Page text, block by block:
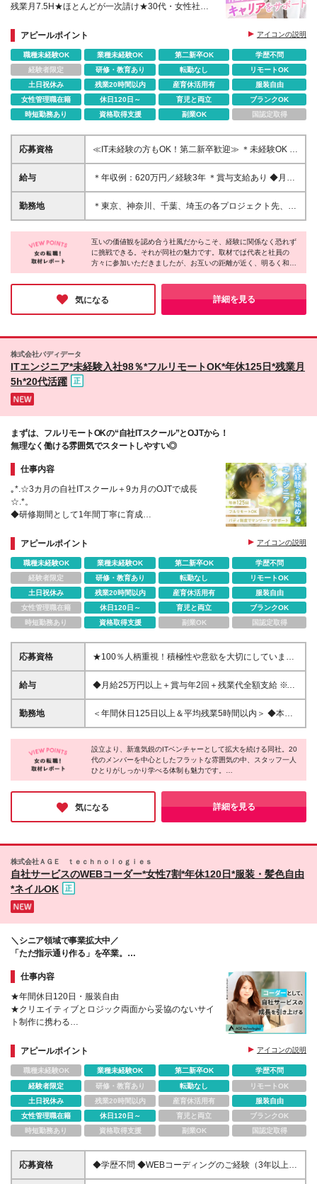
残業月7.5H★ほとんどが一次請け★30代・女性社長
アピールポイント
アイコンの説明
職種未経験OK 業種未経験OK 第二新卒OK
学歴不問
経験者限定
研修・教育あり 転勤なし
リモートOK
土日祝休み
残業20時間以内 産育休活用有
服装自由
女性管理職在籍
休日120日～ 育児と両立
ブランクOK
時短勤務あり
資格取得支援 副業OK 国認定取得
応募資格
≪IT未経験の方もOK！第二新卒歓迎≫ ＊未経験OK ＊
学歴不問 ＊基本的なPCスキルをお持ちの方 └Word・
Excelの基本操作ができればOKです！ ＼このような方
したい ・着実に使えるスキルを学んで、スピーディ
に成長したい ・下流工程からキャリアアップしたい
にお仕事に取り組める
給与
＊年収例：620万円／経験3年 ＊賞与支給あり ◆月給
24万3,200円〜30万円＋賞与＋各種手当 ※月給には固
定残業代（31,600円〜44,240円／月20時間分）を含
ンの無い期間も100％給与保証します
勤務地
＊東京、神奈川、千葉、埼玉の各プロジェクト先、ま
たは本社での勤務です ＊リモートワーク／フルリモ
ート案件あり ＊勤務地はご希望を考慮して決定しま
す！ 【本社】 東京都港区芝公園1-8-20 H¹O芝公園
※(変更の範囲)上記を除く当社関連勤務地
互いの価値観を認め合う社風だからこそ、経験に関係なく恐れず
に挑戦できる。それが同社の魅力です。取材では代表と社員の
方々に参加いただきましたが、お互いの距離が近く、明るく和や
かな雰囲気が伝わってきました♪さらに、市場価値の高いITスキル
やAI活用力を身につけることで、時代が変わっても求められる人
材へと成長できる環境も整っています。「一生モノの技術を磨き
たい」という方に、これ以上の環境はないと感じました！
気になる 詳細を見る
株式会社バディデータ
ITエンジニア*未経験入社98％*フルリモートOK*年休125日*残業月
5h*20代活躍
まずは、フルリモートOKの“自社ITスクール”とOJTから！
無理なく働ける雰囲気でスタートしやすい◎
仕事内容
｡*.☆3カ月の自社ITスクール＋9カ月のOJTで成長
☆.*。
◆研修期間として1年間丁寧に育成
◆土日祝休み＆残業少なめ
◇女子会など交流の機会あり・平均年齢28歳
アピールポイント アイコンの説明
職種未経験OK 業種未経験OK 第二新卒OK
学歴不問
経験者限定
研修・教育あり 転勤なし
リモートOK
土日祝休み
残業20時間以内 産育休活用有
服装自由
女性管理職在籍
休日120日～ 育児と両立
ブランクOK
時短勤務あり
資格取得支援 副業OK 国認定取得
応募資格
★100％人柄重視！積極性や意欲を大切にしていま
す。 ★学歴・資格も一切不問！ ☆未経験歓歓迎 ☆第
二新卒歓迎 ◇ITエンジニアになりたい！でOK◇ 志望
いません。初めての業界にチャレンジするのだから、
分からないことがあって当たり前です。 専門知識は
ださい！ 【将来はこんな活躍を目指せます】 ・有名
企業の案件に挑戦 ・IT人材として市場価値UP ・仕事
と育児の両立 ・産育休後の職場復帰 ・リモートワー
・ECサイト運用 ・SNS運用 ・コールセンター ・不
動産営業 ・コスメ販売 ・ペットショップ店員 ・美容
務 ・IT事務 ・ピラティスインストラクター ・カウン
セラー ・CADオペレーター など
給与
◆月給25万円以上＋賞与年2回＋残業代全額支給 ※実
務未経験の方 ◆月給35万円以上＋賞与年2回＋残業代
全額支給 ※IT業界で半年以上の経験がある方 ※試用期
給与を考慮します。 ☆明確な評価制度あり。個人の
頑張りに応じて評価します。
勤務地
＜年間休日125日以上＆平均残業5時間以内＞ ◆本社
／東京都千代田区内神田2-13-8 BMビル ＜アクセス
＞ JR各線「神田駅」より徒歩4分 東京メトロ「淡路
町駅」より徒歩7分 都営新宿線「小川町」より徒歩7
分 【プロジェクト先】 ◆東京23区を中心とした東
京・神奈川・千葉・埼玉・札幌・仙台・名古屋・大
阪・福岡など ※勤務地は希望を考慮します。 ※転居を
伴う転勤はありません。 ※すべて徒歩10分以内の駅
設立より、新進気鋭のITベンチャーとして拡大を続ける同社。20
代のメンバーを中心としたフラットな雰囲気の中、スタッフ一人
ひとりがしっかり学べる体制も魅力です。
今回の募集は未経験から知識・スキルを身に付けることができ、
意欲次第でスピード感のある成長を望めるのだそう。今後も計画
的に増員を進めていくことから、キャリアアップのチャンスをつ
かみたい方にもおすすめです。
気になる 詳細を見る
株式会社ＡＧＥ ｔｅｃｈｎｏｌｏｇｉｅｓ
自社サービスのWEBコーダー*女性7割*年休120日*服装・髪色自由
*ネイルOK
＼シニア領域で事業拡大中／
「ただ指示通り作る」を卒業。
仕事内容
★年間休日120日・服装自由
★クリエイティブとロジック両面から妥協のないサイ
ト制作に携わる
★LPやバナーなどのデザイン制作にもチャレンジ可
アピールポイント アイコンの説明
職種未経験OK 業種未経験OK 第二新卒OK
学歴不問
経験者限定
研修・教育あり 転勤なし
リモートOK
土日祝休み
残業20時間以内 産育休活用有
服装自由
女性管理職在籍
休日120日～ 育児と両立
ブランクOK
時短勤務あり
資格取得支援 副業OK 国認定取得
応募資格
◆学歴不問 ◆WEBコーディングのご経験（3年以上）
├HTML5／CSS3／JavaScript（jQuery含む）の実務